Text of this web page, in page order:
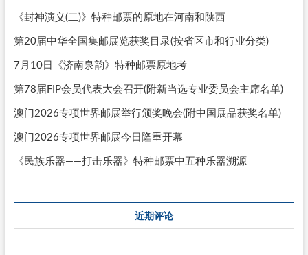
《封神演义(二)》特种邮票的原地在河南和陕西
第20届中华全国集邮展览获奖目录(按省区市和行业分类)
7月10日《济南泉韵》特种邮票原地考
第78届FIP会员代表大会召开(附新当选专业委员会主席名单)
澳门2026专项世界邮展举行颁奖晚会(附中国展品获奖名单)
澳门2026专项世界邮展今日隆重开幕
《民族乐器——打击乐器》特种邮票中五种乐器溯源
近期评论